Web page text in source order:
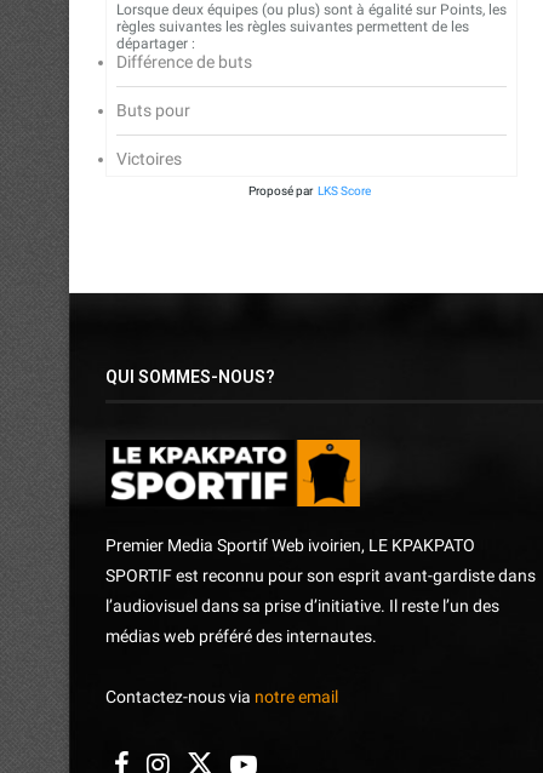
Lorsque deux équipes (ou plus) sont à égalité sur Points, les
règles suivantes les règles suivantes permettent de les
départager :
Différence de buts
Buts pour
Victoires
Proposé par LKS Score
QUI SOMMES-NOUS?
Premier Media Sportif Web ivoirien, LE KPAKPATO
SPORTIF est reconnu pour son esprit avant-gardiste dans
l’audiovisuel dans sa prise d’initiative. Il reste l’un des
médias web préféré des internautes.
Contactez-nous via notre email